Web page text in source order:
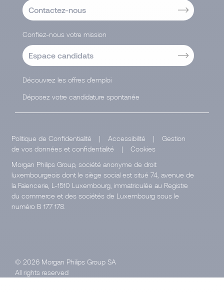
Contactez-nous
Confiez-nous votre mission
Espace candidats
Découvrez les offres d'emploi
Déposez votre candidature spontanée
Politique de Confidentialité | Accessibilité |
Gestion
de vos données et confidentialité
|
Cookies
Morgan Philips Group, société anonyme de droit
luxembourgeois dont le siège social est situé 74, avenue de
la Faïencerie, L-1510 Luxembourg, immatriculée au Registre
du commerce et des sociétés de Luxembourg sous le
numéro B 177 178.
© 2026 Morgan Philips Group SA
All rights reserved